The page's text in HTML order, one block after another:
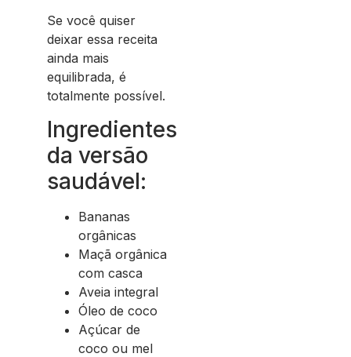
Se você quiser
deixar essa receita
ainda mais
equilibrada, é
totalmente possível.
Ingredientes
da versão
saudável:
Bananas
orgânicas
Maçã orgânica
com casca
Aveia integral
Óleo de coco
Açúcar de
coco ou mel